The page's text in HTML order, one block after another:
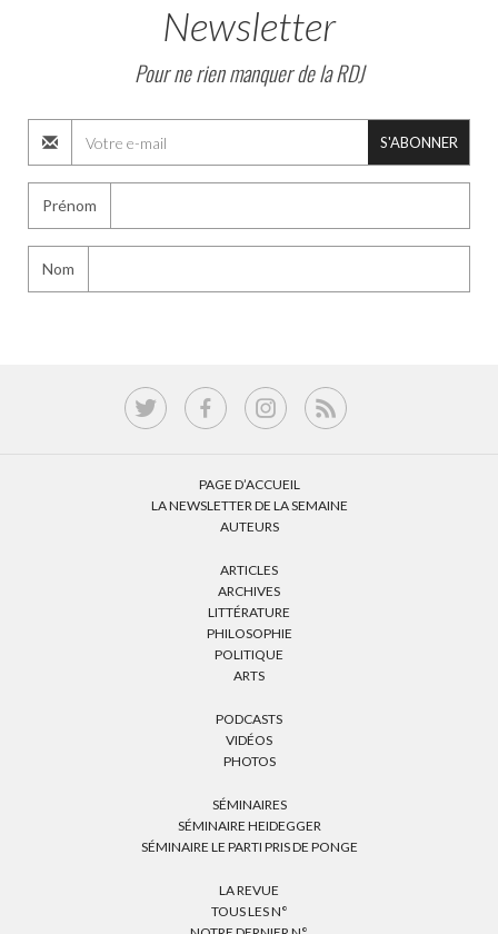
Newsletter
Pour ne rien manquer de la RDJ
S'ABONNER
Prénom
Nom
PAGE D’ACCUEIL
LA NEWSLETTER DE LA SEMAINE
AUTEURS
ARTICLES
ARCHIVES
LITTÉRATURE
PHILOSOPHIE
POLITIQUE
ARTS
PODCASTS
VIDÉOS
PHOTOS
SÉMINAIRES
SÉMINAIRE HEIDEGGER
SÉMINAIRE LE PARTI PRIS DE PONGE
LA REVUE
TOUS LES N°